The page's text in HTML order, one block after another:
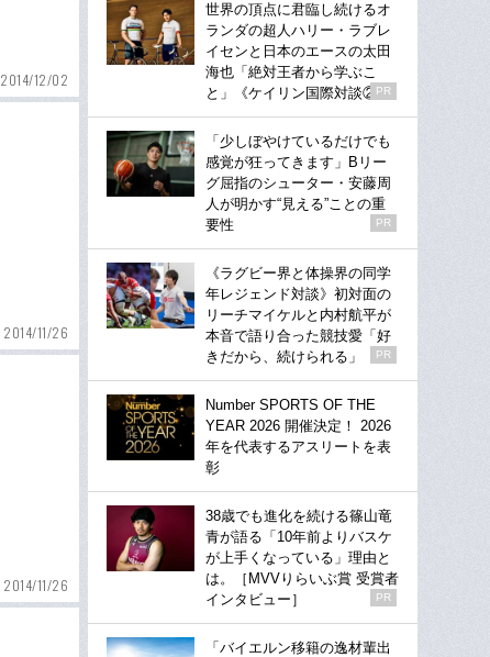
2014/12/02
2014/11/26
2014/11/26
世界の頂点に君臨し続けるオ
ランダの超人ハリー・ラブレ
イセンと日本のエースの太田
海也「絶対王者から学ぶこ
と」《ケイリン国際対談②》
PR
「少しぼやけているだけでも
感覚が狂ってきます」Bリー
グ屈指のシューター・安藤周
人が明かす“見える”ことの重
要性
PR
《ラグビー界と体操界の同学
年レジェンド対談》初対面の
リーチマイケルと内村航平が
本音で語り合った競技愛「好
きだから、続けられる」
PR
Number SPORTS OF THE
YEAR 2026 開催決定！ 2026
年を代表するアスリートを表
彰
38歳でも進化を続ける篠山竜
青が語る「10年前よりバスケ
が上手くなっている」理由と
は。［MVVりらいぶ賞 受賞者
インタビュー］
PR
「バイエルン移籍の逸材輩出